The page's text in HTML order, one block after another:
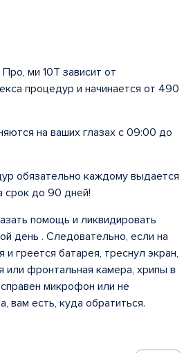
ми 10Т зависит от
процедур и начинается от 490
на ваших глазах с 09:00 до
обязательно каждому выдается
срок до 90 дней!
помощь и ликвидировать
день . Следовательно, если на
греется батарея, треснул экран,
или фронтальная камера, хрипы в
микрофон или не
вам есть, куда обратиться.